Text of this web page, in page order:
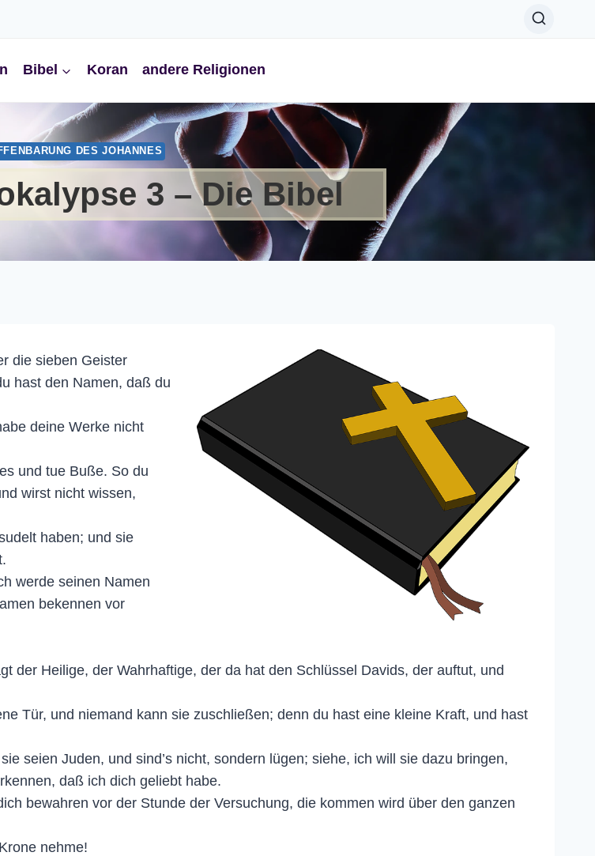
Bibel Koran andere Religionen
DES JOHANNES
3 – Die Bibel
die sieben Geister
hast den Namen, daß du
deine Werke nicht
und tue Buße. So du
wirst nicht wissen,
haben; und sie
werde seinen Namen
bekennen vor
der Heilige, der Wahrhaftige, der da hat den Schlüssel Davids, der auftut, und
Tür, und niemand kann sie zuschließen; denn du hast eine kleine Kraft, und hast
seien Juden, und sind’s nicht, sondern lügen; siehe, ich will sie dazu bringen,
daß ich dich geliebt habe.
bewahren vor der Stunde der Versuchung, die kommen wird über den ganzen
nehme!